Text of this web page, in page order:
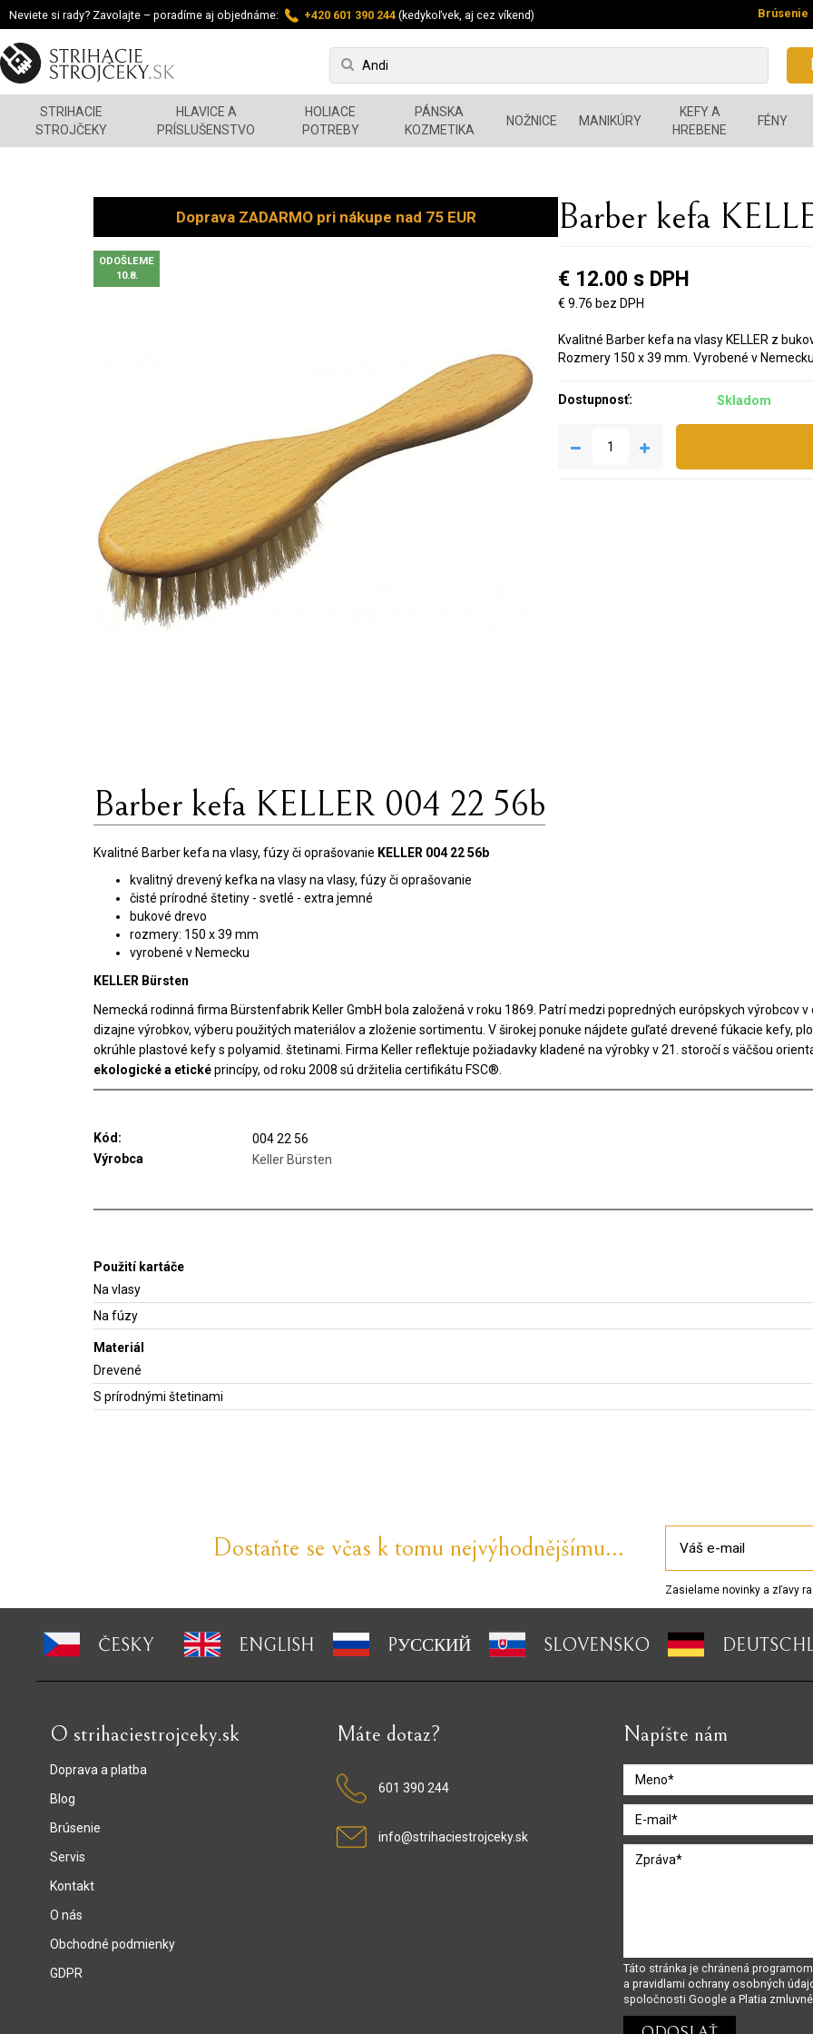
Neviete si rady? Zavolajte – poradíme aj objednáme: +420 601 390 244 (kedykoľvek, aj cez víkend) Brúsenie
STRIHACIE
STROJČEKY
HLAVICE A
PRÍSLUŠENSTVO
HOLIACE
POTREBY
PÁNSKA
KOZMETIKA
NOŽNICE MANIKÚRY
KEFY A
HREBENE
FÉNY
Doprava ZADARMO pri nákupe nad 75 EUR
ODOŠLEME
10.8.
Barber kefa
€ 12.00 s DPH
€ 9.76 bez DPH
Kvalitné Barber kefa na vlasy KELLER z
Rozmery 150 x 39 mm. Vyrobené v
Dostupnosť: Skladom
Barber kefa KELLER 004 22 56b
Kvalitné Barber kefa na vlasy, fúzy či oprašovanie KELLER 004 22 56b
kvalitný drevený kefka na vlasy na vlasy, fúzy či oprašovanie
čisté prírodné štetiny - svetlé - extra jemné
bukové drevo
rozmery: 150 x 39 mm
vyrobené v Nemecku
KELLER Bürsten
Nemecká rodinná firma Bürstenfabrik Keller GmbH bola založená v roku 1869. Patrí medzi popredných európskych výrobcov
dizajne výrobkov, výberu použitých materiálov a zloženie sortimentu. V širokej ponuke nájdete guľaté drevené fúkacie kefy,
okrúhle plastové kefy s polyamid. štetinami. Firma Keller reflektuje požiadavky kladené na výrobky v 21. storočí s väčšou
ekologické a eticképrincípy, od roku 2008 sú držitelia certifikátu FSC®.
Kód:
004 22 56
Výrobca
Keller Bürsten
Použití kartáče
Na vlasy
Na fúzy
Materiál
Drevené
S prírodnými štetinami
Dostaňte se včas k tomu nejvýhodnějšímu...
Zasielame novinky a zľavy
ČESKY ENGLISH PУССКИЙ SLOVENSKO
O strihaciestrojceky.sk
Doprava a platba
Blog
Brúsenie
Servis
Kontakt
O nás
Obchodné podmienky
GDPR
Máte dotaz?
601 390 244
info@strihaciestrojceky.sk
Napíšte nám
Táto stránka je chránená
a pravidlami ochrany osobných
spoločnosti Google a Platia